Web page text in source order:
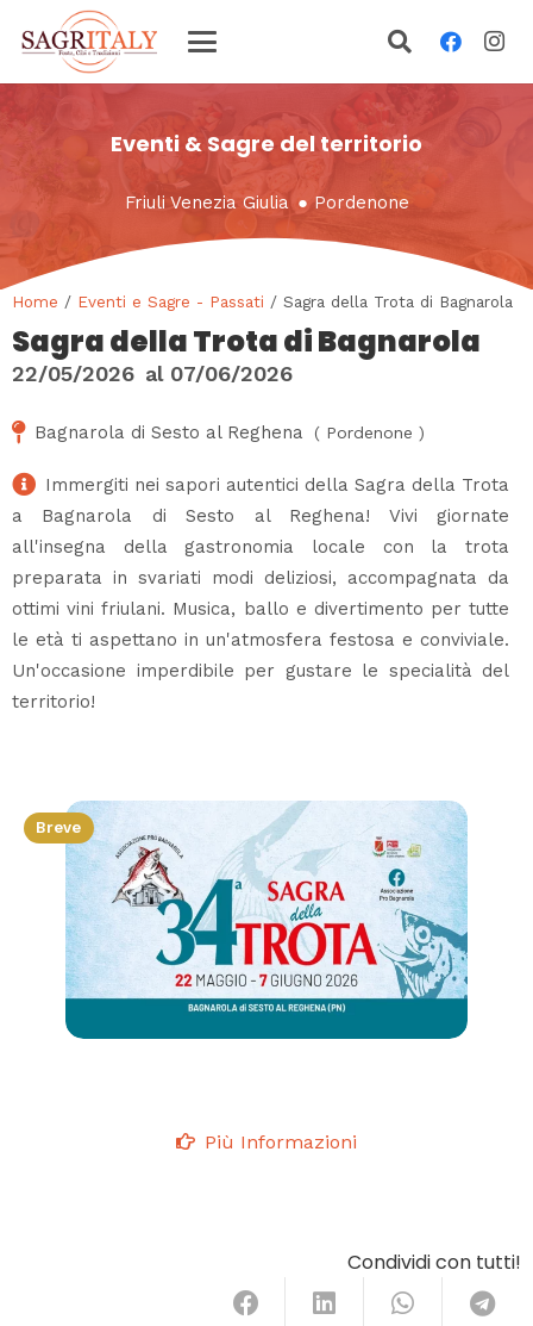
Eventi & Sagre del territorio
Friuli Venezia Giulia ●Pordenone
Home / Eventi e Sagre - Passati / Sagra della Trota di Bagnarola
Sagra della Trota di Bagnarola
22/05/2026 al 07/06/2026
Bagnarola di Sesto al Reghena ( Pordenone )
Immergiti nei sapori autentici della Sagra della Trota
a Bagnarola di Sesto al Reghena! Vivi giornate
all'insegna della gastronomia locale con la trota
preparata in svariati modi deliziosi, accompagnata da
ottimi vini friulani. Musica, ballo e divertimento per tutte
le età ti aspettano in un'atmosfera festosa e conviviale.
Un'occasione imperdibile per gustare le specialità del
territorio!
Breve
Più Informazioni
Condividi con tutti!